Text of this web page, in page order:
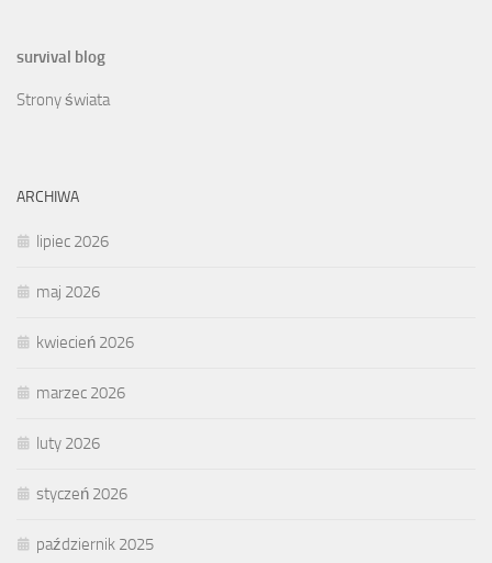
survival blog
Strony świata
ARCHIWA
lipiec 2026
maj 2026
kwiecień 2026
marzec 2026
luty 2026
styczeń 2026
październik 2025